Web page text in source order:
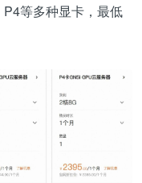
等多种显卡，最低